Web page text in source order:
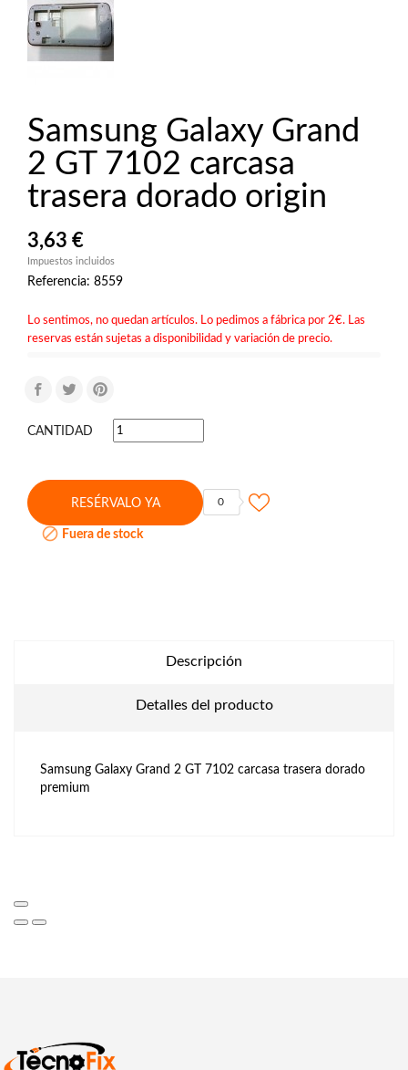
Samsung Galaxy Grand
2 GT 7102 carcasa
trasera dorado origin
3,63 €
Impuestos incluidos
Referencia: 8559
Lo sentimos, no quedan artículos. Lo pedimos a fábrica por 2€. Las
reservas están sujetas a disponibilidad y variación de precio.
CANTIDAD
RESÉRVALO YA 0
 Fuera de stock
Descripción
Detalles del producto
Samsung Galaxy Grand 2 GT 7102 carcasa trasera dorado
premium